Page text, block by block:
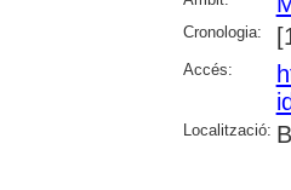
Cronologia:
Accés:
Localització: